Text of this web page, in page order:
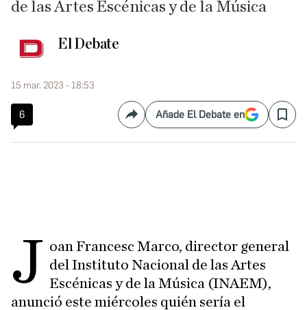
de las Artes Escénicas y de la Música
El Debate
15 mar. 2023 - 18:53
6 CompartirAñade El Debate en Save
J oan Francesc Marco, director general
del Instituto Nacional de las Artes
Escénicas y de la Música (INAEM),
anunció este miércoles quién sería el